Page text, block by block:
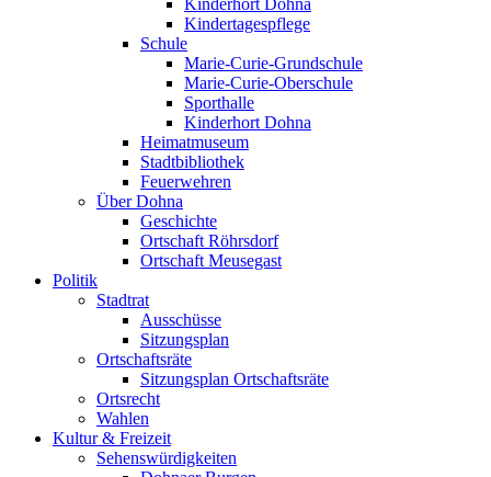
Kinderhort Dohna
Kindertagespflege
Schule
Marie-Curie-Grundschule
Marie-Curie-Oberschule
Sporthalle
Kinderhort Dohna
Heimatmuseum
Stadtbibliothek
Feuerwehren
Über Dohna
Geschichte
Ortschaft Röhrsdorf
Ortschaft Meusegast
Politik
Stadtrat
Ausschüsse
Sitzungsplan
Ortschaftsräte
Sitzungsplan Ortschaftsräte
Ortsrecht
Wahlen
Kultur & Freizeit
Sehenswürdigkeiten